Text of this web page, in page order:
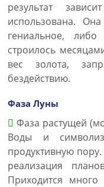
результат
использована.
гениальное,
строилось
вес золота,
бездействию.
Фаза Луны
Фаза растущей
Воды и
продуктивную
реализация
Приходится